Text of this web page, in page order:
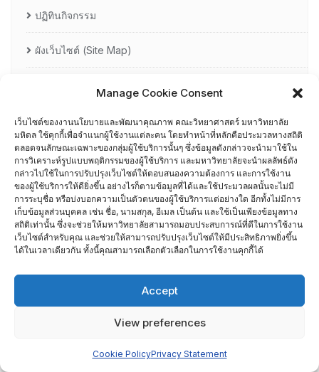
Manage Cookie Consent
เว็บไซต์ของงานนโยบายและพัฒนาคุณภาพ คณะวิทยาศาสตร์ มหาวิทยาลัย
มหิดล ใช้คุกกี้เพื่อจำแนกผู้ใช้งานแต่ละคน โดยทำหน้าที่หลักคือประมวลทางสถิติ
ตลอดจนลักษณะเฉพาะของกลุ่มผู้ใช้บริการนั้นๆ ซึ่งข้อมูลดังกล่าวจะนำมาใช้ใน
การวิเคราะห์รูปแบบพฤติกรรมของผู้ใช้บริการ และมหาวิทยาลัยจะนำผลลัพธ์ดัง
กล่าวไปใช้ในการปรับปรุงเว็บไซต์ให้ตอบสนองความต้องการ และการใช้งาน
ของผู้ใช้บริการให้ดียิ่งขึ้น อย่างไรก็ตามข้อมูลที่ได้และใช้ประมวลผลนั้นจะไม่มี
การระบุชื่อ หรือบ่งบอกความเป็นตัวตนของผู้ใช้บริการแต่อย่างใด อีกทั้งไม่มีการ
เก็บข้อมูลส่วนบุคคล เช่น ชื่อ, นามสกุล, อีเมล เป็นต้น และใช้เป็นเพียงข้อมูลทาง
สถิติเท่านั้น ซึ่งจะช่วยให้มหาวิทยาลัยสามารถมอบประสบการณ์ที่ดีในการใช้งาน
เว็บไซต์สำหรับคุณ และช่วยให้สามารถปรับปรุงเว็บไซต์ให้มีประสิทธิภาพยิ่งขึ้น
ได้ในเวลาเดียวกัน ทั้งนี้คุณสามารถเลือกตัวเลือกในการใช้งานคุกกี้ได้
Accept
View preferences
Cookie PolicyPrivacy Statement
ปฏิทินกิจกรรม
ผังเว็บไซต์ (Site Map)
ยุทธศาสตร์
วาระการประชุม
บุคลากร
บุคลากรงานนโยบายและพัฒนาคุณภาพ คณะวิทยาศาสตร์
มหาวิทยาลัยมหิดล